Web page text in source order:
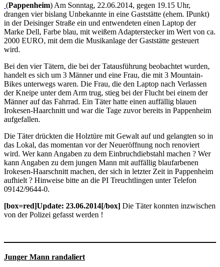
(Pappenheim) Am Sonntag, 22.06.2014, gegen 19.15 Uhr,
drangen vier bislang Unbekannte in eine Gaststätte (ehem. IPunkt)
in der Deisinger Straße ein und entwendeten einen Laptop der
Marke Dell, Farbe blau, mit weißem Adapterstecker im Wert von ca.
2000 EURO, mit dem die Musikanlage der Gaststätte gesteuert
wird.
Bei den vier Tätern, die bei der Tatausführung beobachtet wurden,
handelt es sich um 3 Männer und eine Frau, die mit 3 Mountain-
Bikes unterwegs waren. Die Frau, die den Laptop nach Verlassen
der Kneipe unter dem Arm trug, stieg bei der Flucht bei einem der
Männer auf das Fahrrad. Ein Täter hatte einen auffällig blauen
Irokesen-Haarchnitt und war die Tage zuvor bereits in Pappenheim
aufgefallen.
Die Täter drückten die Holztüre mit Gewalt auf und gelangten so in
das Lokal, das momentan vor der Neueröffnung noch renoviert
wird. Wer kann Angaben zu dem Einbruchdiebstahl machen ? Wer
kann Angaben zu dem jungen Mann mit auffällig blaufarbenen
Irokesen-Haarschnitt machen, der sich in letzter Zeit in Pappenheim
aufhielt ? Hinweise bitte an die PI Treuchtlingen unter Telefon
09142/9644-0.
[box=red]Update: 23.06.2014[/box] Die Täter konnten inzwischen
von der Polizei gefasst werden !
Junger Mann randaliert